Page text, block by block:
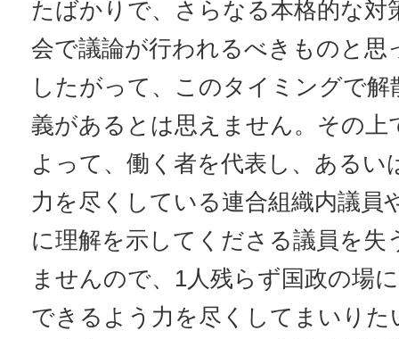
たばかりで、さらなる本格的な対
会で議論が行われるべきものと思
したがって、このタイミングで
義があるとは思えません。その上
よって、働く者を代表し、あるい
力を尽くしている連合組織内議員
に理解を示してくださる議員を失
ませんので、1人残らず国政の場
できるよう力を尽くしてまいりた